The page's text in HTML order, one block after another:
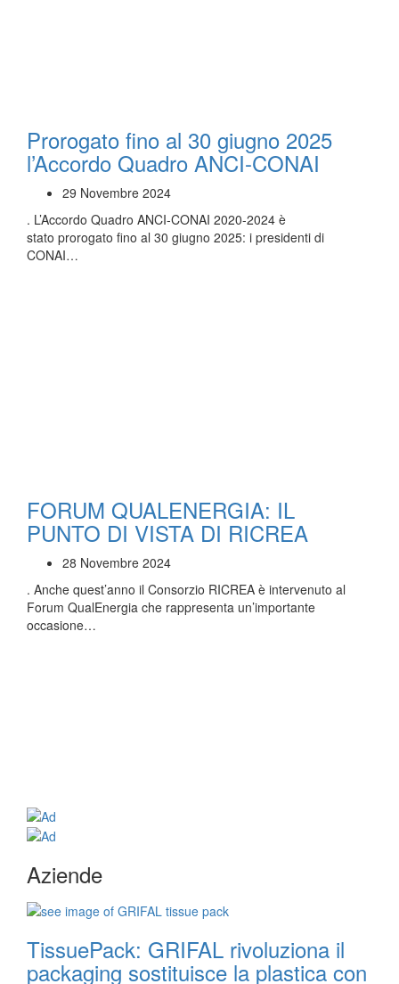
Prorogato fino al 30 giugno 2025
l’Accordo Quadro ANCI-CONAI
29 Novembre 2024
. L’Accordo Quadro ANCI-CONAI 2020-2024 è
stato prorogato fino al 30 giugno 2025: i presidenti di
CONAI…
FORUM QUALENERGIA: IL
PUNTO DI VISTA DI RICREA
28 Novembre 2024
. Anche quest’anno il Consorzio RICREA è intervenuto al
Forum QualEnergia che rappresenta un’importante
occasione…
Aziende
TissuePack: GRIFAL rivoluziona il
packaging sostituisce la plastica con